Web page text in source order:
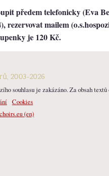
předem telefonicky (Eva
rezervovat mailem
je 120 Kč.
2003-2026
souhlasu je zakázáno. Za obsah
Cookies
(en)